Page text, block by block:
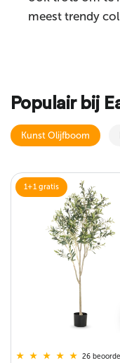
meest trendy
Populair bij
Kunst Olijfboom
1+1 gratis
26